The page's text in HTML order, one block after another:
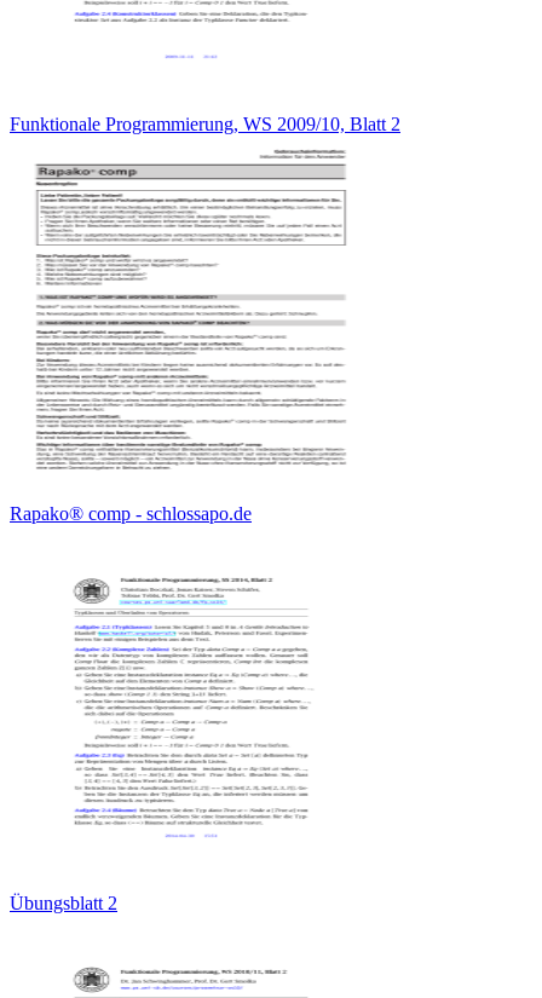
Funktionale Programmierung, WS 2009/10, Blatt 2
Rapako® comp - schlossapo.de
Übungsblatt 2